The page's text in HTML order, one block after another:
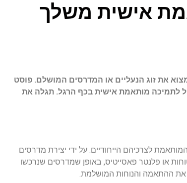
אישית משלך
את זוג הנעליים או המדרסים המושלם. פוסט
לתמיכה מותאמת אישית בכף הרגל. תגלה את
לצרכיהם הייחודיים. על ידי יצירת מדרסים
או פלנטר פאסייטיס, באופן שמדרסים שנרכשו